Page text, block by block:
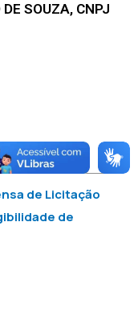
SOUZA, CNPJ
de Licitação
de